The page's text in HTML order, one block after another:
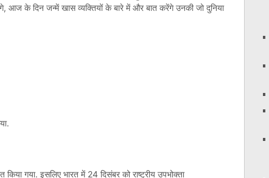
आज के दिन जन्में खास व्यक्तियों के बारे में और बात करेंगे उनकी जो दुनिया
किया गया. इसलिए भारत में 24 दिसंबर को राष्ट्रीय उपभोक्ता